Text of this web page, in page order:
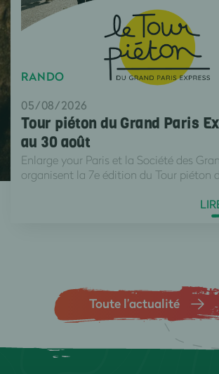
RANDO
05/08/2026
Tour piéton du Grand Paris
au 30 août
Enlarge your Paris et la Société des
organisent la 7e édition du Tour piéton
Toute l’actualité